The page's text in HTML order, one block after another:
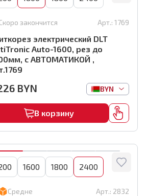
закончится Арт.: 1769
электрический DLT
Auto-1600, рез до
с АВТОМАТИКОЙ ,
BYN BYN
В корзину
1600 1800 2400
Средне Арт.: 2832